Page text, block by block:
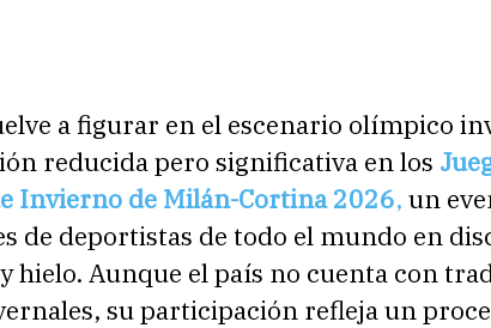
a figurar en el escenario olímpico
reducida pero significativa en los
Invierno de Milán-Cortina 2026, un
de deportistas de todo el mundo en
hielo. Aunque el país no cuenta con
su participación refleja un